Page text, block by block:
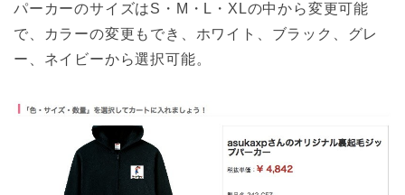
パーカーのサイズはS・M・L・XLの中から変更可能
で、カラーの変更もでき、ホワイト、ブラック、グレ
ー、ネイビーから選択可能。